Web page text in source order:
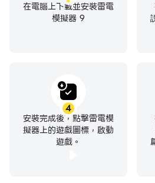
在電腦上下載並安裝雷電
模擬器 9
4
安裝完成後，點擊雷電模
擬器上的遊戲圖標，啟動
遊戲。